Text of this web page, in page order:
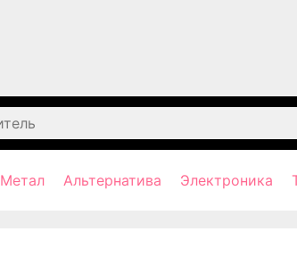
Метал Альтернатива Электроника